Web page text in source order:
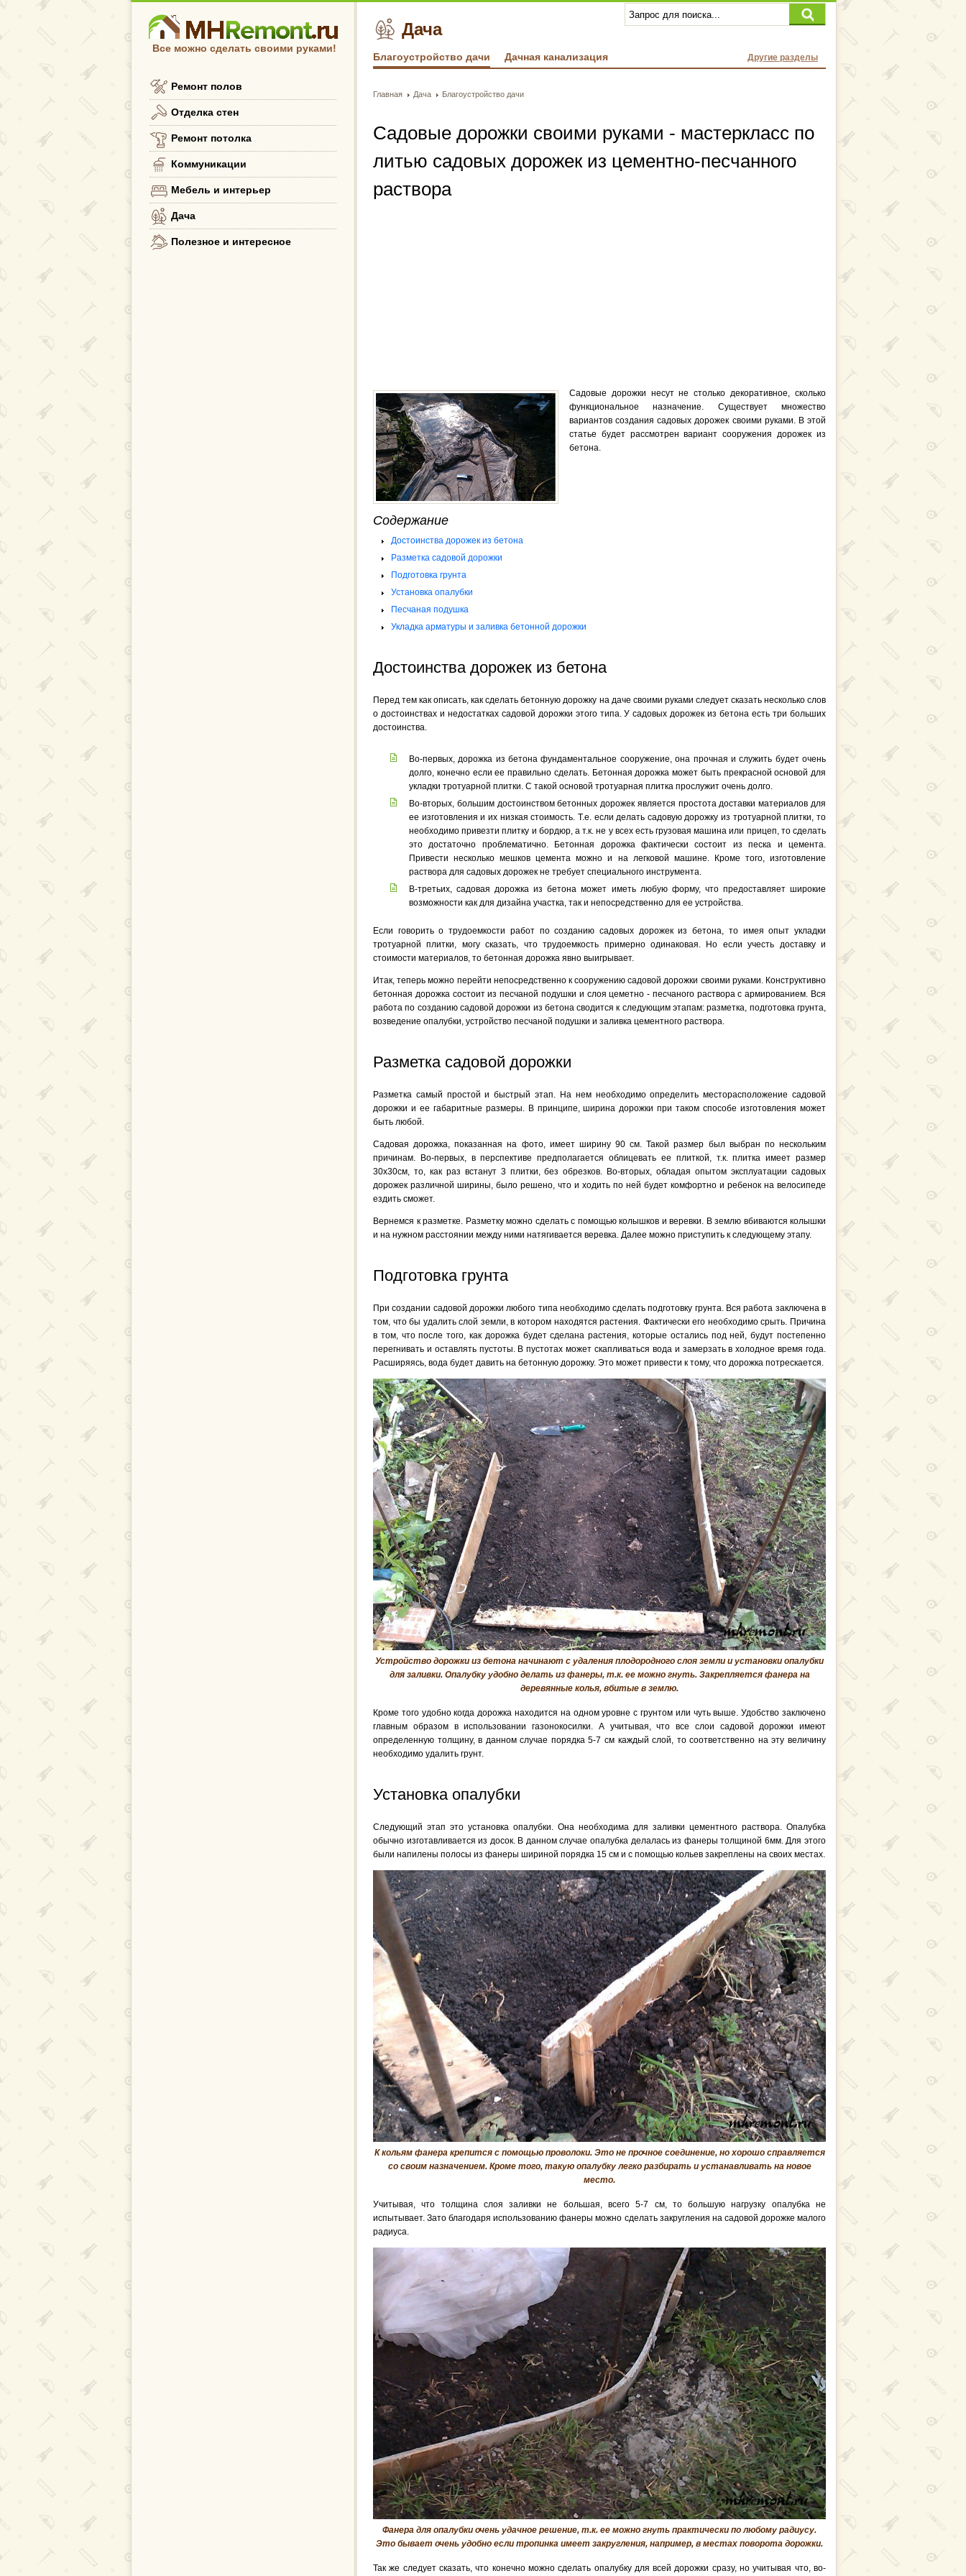
Дача
Благоустройство дачи Дачная канализация Другие разделы
Главная Дача Благоустройство дачи
Садовые дорожки своими руками - мастеркласс по
литью садовых дорожек из цементно-песчанного
раствора
Садовые дорожки несут не столько декоративное, сколько
функциональное назначение. Существует множество
вариантов создания садовых дорожек своими руками. В этой
статье будет рассмотрен вариант сооружения дорожек из
бетона.
Содержание
Достоинства дорожек из бетона
Разметка садовой дорожки
Подготовка грунта
Установка опалубки
Песчаная подушка
Укладка арматуры и заливка бетонной дорожки
Достоинства дорожек из бетона
Перед тем как описать, как сделать бетонную дорожку на даче своими руками следует сказать несколько слов
о достоинствах и недостатках садовой дорожки этого типа. У садовых дорожек из бетона есть три больших
достоинства.
Во-первых, дорожка из бетона фундаментальное сооружение, она прочная и служить будет очень
долго, конечно если ее правильно сделать. Бетонная дорожка может быть прекрасной основой для
укладки тротуарной плитки. С такой основой тротуарная плитка прослужит очень долго.
Во-вторых, большим достоинством бетонных дорожек является простота доставки материалов для
ее изготовления и их низкая стоимость. Т.е. если делать садовую дорожку из тротуарной плитки, то
необходимо привезти плитку и бордюр, а т.к. не у всех есть грузовая машина или прицеп, то сделать
это достаточно проблематично. Бетонная дорожка фактически состоит из песка и цемента.
Привести несколько мешков цемента можно и на легковой машине. Кроме того, изготовление
раствора для садовых дорожек не требует специального инструмента.
В-третьих, садовая дорожка из бетона может иметь любую форму, что предоставляет широкие
возможности как для дизайна участка, так и непосредственно для ее устройства.
Если говорить о трудоемкости работ по созданию садовых дорожек из бетона, то имея опыт укладки
тротуарной плитки, могу сказать, что трудоемкость примерно одинаковая. Но если учесть доставку и
стоимости материалов, то бетонная дорожка явно выигрывает.
Итак, теперь можно перейти непосредственно к сооружению садовой дорожки своими руками. Конструктивно
бетонная дорожка состоит из песчаной подушки и слоя цеметно - песчаного раствора с армированием. Вся
работа по созданию садовой дорожки из бетона сводится к следующим этапам: разметка, подготовка грунта,
возведение опалубки, устройство песчаной подушки и заливка цементного раствора.
Разметка садовой дорожки
Разметка самый простой и быстрый этап. На нем необходимо определить месторасположение садовой
дорожки и ее габаритные размеры. В принципе, ширина дорожки при таком способе изготовления может
быть любой.
Садовая дорожка, показанная на фото, имеет ширину 90 см. Такой размер был выбран по нескольким
причинам. Во-первых, в перспективе предполагается облицевать ее плиткой, т.к. плитка имеет размер
30х30см, то, как раз встанут 3 плитки, без обрезков. Во-вторых, обладая опытом эксплуатации садовых
дорожек различной ширины, было решено, что и ходить по ней будет комфортно и ребенок на велосипеде
ездить сможет.
Вернемся к разметке. Разметку можно сделать с помощью колышков и веревки. В землю вбиваются колышки
и на нужном расстоянии между ними натягивается веревка. Далее можно приступить к следующему этапу.
Подготовка грунта
При создании садовой дорожки любого типа необходимо сделать подготовку грунта. Вся работа заключена в
том, что бы удалить слой земли, в котором находятся растения. Фактически его необходимо срыть. Причина
в том, что после того, как дорожка будет сделана растения, которые остались под ней, будут постепенно
перегнивать и оставлять пустоты. В пустотах может скапливаться вода и замерзать в холодное время года.
Расширяясь, вода будет давить на бетонную дорожку. Это может привести к тому, что дорожка потрескается.
Устройство дорожки из бетона начинают с удаления плодородного слоя земли и установки опалубки
для заливки. Опалубку удобно делать из фанеры, т.к. ее можно гнуть. Закрепляется фанера на
деревянные колья, вбитые в землю.
Кроме того удобно когда дорожка находится на одном уровне с грунтом или чуть выше. Удобство заключено
главным образом в использовании газонокосилки. А учитывая, что все слои садовой дорожки имеют
определенную толщину, в данном случае порядка 5-7 см каждый слой, то соответственно на эту величину
необходимо удалить грунт.
Установка опалубки
Следующий этап это установка опалубки. Она необходима для заливки цементного раствора. Опалубка
обычно изготавливается из досок. В данном случае опалубка делалась из фанеры толщиной 6мм. Для этого
были напилены полосы из фанеры шириной порядка 15 см и с помощью кольев закреплены на своих местах.
К кольям фанера крепится с помощью проволоки. Это не прочное соединение, но хорошо справляется
со своим назначением. Кроме того, такую опалубку легко разбирать и устанавливать на новое
место.
Учитывая, что толщина слоя заливки не большая, всего 5-7 см, то большую нагрузку опалубка не
испытывает. Зато благодаря использованию фанеры можно сделать закругления на садовой дорожке малого
радиуса.
Фанера для опалубки очень удачное решение, т.к. ее можно гнуть практически по любому радиусу.
Это бывает очень удобно если тропинка имеет закругления, например, в местах поворота дорожки.
Так же следует сказать, что конечно можно сделать опалубку для всей дорожки сразу, но учитывая что, во-
Все можно сделать своими руками!
Ремонт полов
Отделка стен
Ремонт потолка
Коммуникации
Мебель и интерьер
Дача
Полезное и интересное